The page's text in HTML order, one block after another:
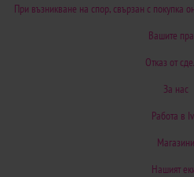
При възникване на спор, свързан с покупка
Вашите
Отказ от
За нас
Работа в
Магазини
Нашият